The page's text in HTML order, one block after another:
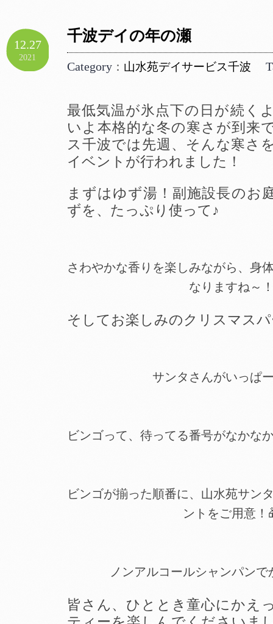
12.27
2021
千波デイの年の瀬
Category ： 山水苑デイサービス千波
最低気温が氷点下の日が続く
いよ本格的な冬の寒さが到来
ス千波では先週、そんな寒さ
イベントが行われました！
まずはゆず湯！副施設長のお
ずを、たっぷり使って♪
さわやかな香りを楽しみながら、身
なりますね～
そしてお楽しみのクリスマス
サンタさんがいっぱ
ビンゴって、待ってる番号がなかな
ビンゴが揃った順番に、山水苑サン
ントをご用意！
ノンアルコールシャンパン
皆さん、ひととき童心にかえ